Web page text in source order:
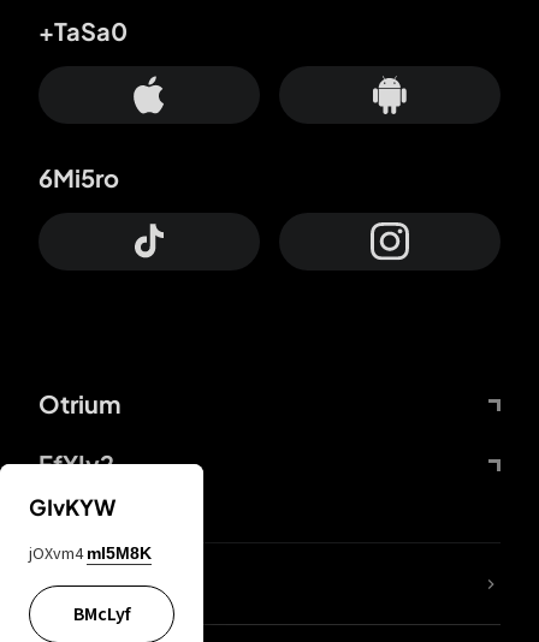
Otrium
FfYIy2
+TaSa0
6Mi5ro
KIjvtr
GIvKYW
jOXvm4 mI5M8K
BMcLyf